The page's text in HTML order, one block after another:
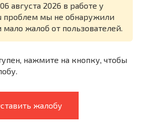
августа 2026 в работе у
проблем мы не обнаружили
мало жалоб от пользователей.
нажмите на кнопку, чтобы
жалобу